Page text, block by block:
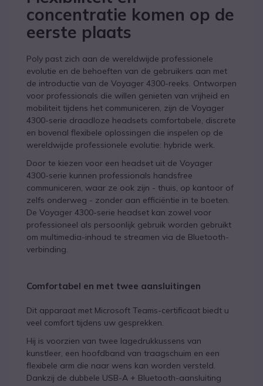
concentratie komen op de
eerste plaats
Poly past zich aan de wereldwijde professionele
evolutie en de behoeften van de gebruikers aan met
de introductie van de Voyager 4300-reeks. Ontworpen
voor professionals die willen genieten van vrijheid en
mobiliteit tijdens het communiceren, zijn de Voyager
4300-serie draadloze headsets comfortabele, discrete
en bovenal flexibele oplossingen die inspelen op de
wereldwijde professionele evolutie: hybride werk.
Door te kiezen voor een headset uit de Voyager
4300-serie kunnen professionals handsfree
communiceren, waar ze ook zijn - thuis, op kantoor of
zelfs onderweg - zonder aan efficiëntie in te boeten.
De Voyager 4300-serie headset kan zowel voor
professioneel als persoonlijk gebruik worden gebruikt
om multimedia-inhoud te streamen via de Bluetooth-
verbinding.
Comfortabel en met twee aansluitingen
Dit apparaat met Microsoft Teams-certificaat biedt u
veel comfort tijdens uw gesprekken.
Hij is voorzien van twee lagedrukkussens van
kunstleer, een hoofdband van traagschuim en een
flexibele arm die naar wens kan worden versteld.
Dankzij de dubbele USB-A + Bluetooth-aansluiting